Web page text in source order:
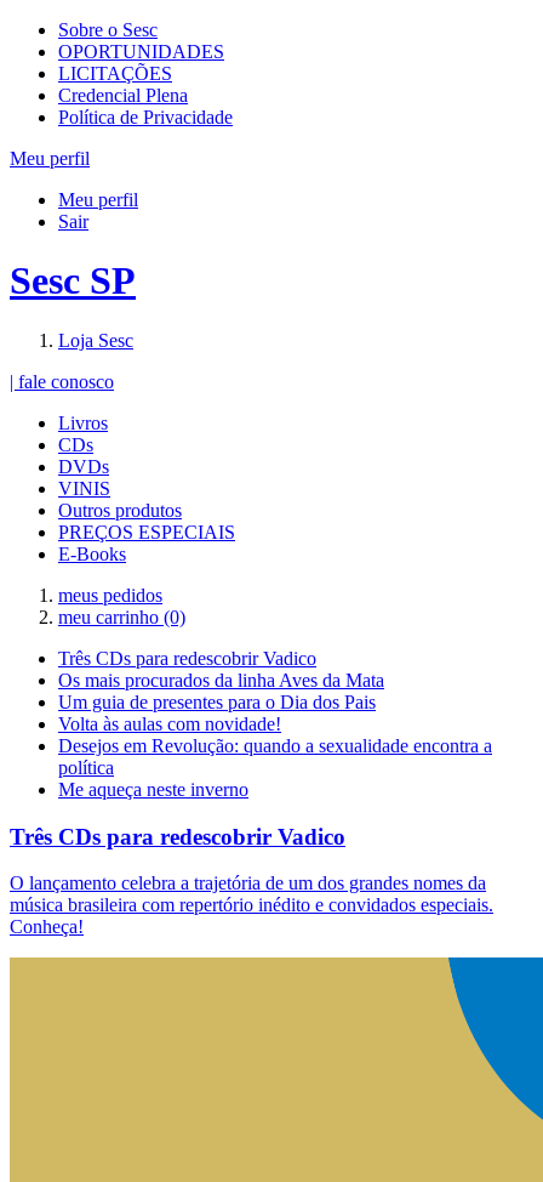
Sobre o Sesc
OPORTUNIDADES
LICITAÇÕES
Credencial Plena
Política de Privacidade
Meu perfil
Meu perfil
Sair
Sesc SP
Loja Sesc
| fale conosco
Livros
CDs
DVDs
VINIS
Outros produtos
PREÇOS ESPECIAIS
E-Books
meus pedidos
meu carrinho (0)
Três CDs para redescobrir Vadico
Os mais procurados da linha Aves da Mata
Um guia de presentes para o Dia dos Pais
Volta às aulas com novidade!
Desejos em Revolução: quando a sexualidade encontra a
política
Me aqueça neste inverno
Três CDs para redescobrir Vadico
O lançamento celebra a trajetória de um dos grandes nomes da
música brasileira com repertório inédito e convidados especiais.
Conheça!